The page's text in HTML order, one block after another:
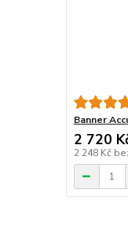
Banner
2 720
2 248 Kč